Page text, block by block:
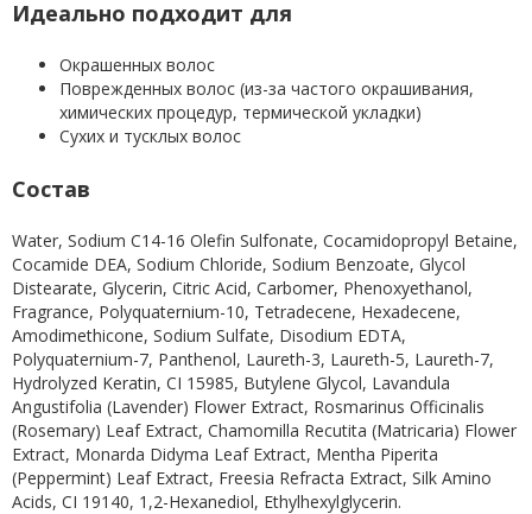
Идеально подходит для
Окрашенных волос
Поврежденных волос (из-за частого окрашивания,
химических процедур, термической укладки)
Сухих и тусклых волос
Состав
Water, Sodium C14-16 Olefin Sulfonate, Cocamidopropyl Betaine,
Cocamide DEA, Sodium Chloride, Sodium Benzoate, Glycol
Distearate, Glycerin, Citric Acid, Carbomer, Phenoxyethanol,
Fragrance, Polyquaternium-10, Tetradecene, Hexadecene,
Amodimethicone, Sodium Sulfate, Disodium EDTA,
Polyquaternium-7, Panthenol, Laureth-3, Laureth-5, Laureth-7,
Hydrolyzed Keratin, CI 15985, Butylene Glycol, Lavandula
Angustifolia (Lavender) Flower Extract, Rosmarinus Officinalis
(Rosemary) Leaf Extract, Chamomilla Recutita (Matricaria) Flower
Extract, Monarda Didyma Leaf Extract, Mentha Piperita
(Peppermint) Leaf Extract, Freesia Refracta Extract, Silk Amino
Acids, CI 19140, 1,2-Hexanediol, Ethylhexylglycerin.